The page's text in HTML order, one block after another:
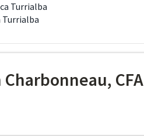
Turrialba
Turrialba
CFA